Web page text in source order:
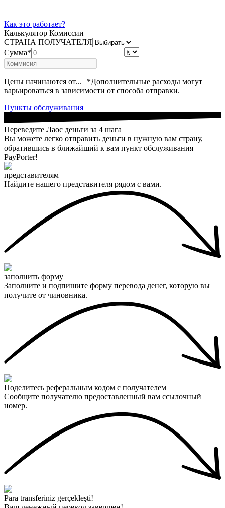
Как это работает?
Калькулятор Комиссии
СТРАНА ПОЛУЧАТЕЛЯ
Сумма*
Цены начинаются от... | *Дополнительные расходы могут
варьироваться в зависимости от способа отправки.
Пункты обслуживания
Переведите Лаос деньги за 4 шага
Вы можете легко отправить деньги в нужную вам страну,
обратившись в ближайший к вам пункт обслуживания
PayPorter!
представителям
Найдите нашего представителя рядом с вами.
заполнить форму
Заполните и подпишите форму перевода денег, которую вы
получите от чиновника.
Поделитесь реферальным кодом с получателем
Сообщите получателю предоставленный вам ссылочный
номер.
Para transferiniz gerçekleşti!